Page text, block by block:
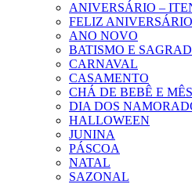
ANIVERSÁRIO –
FELIZ ANIVERSÁRIO
ANO NOVO
BATISMO E
CARNAVAL
CASAMENTO
CHÁ DE BEBÊ E
DIA DOS
HALLOWEEN
JUNINA
PÁSCOA
NATAL
SAZONAL